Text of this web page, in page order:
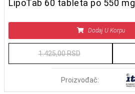
LipoTab 60 tableta po 550 mg
Dodaj U Korpu
1.425,00 RSD
Proizvođač: